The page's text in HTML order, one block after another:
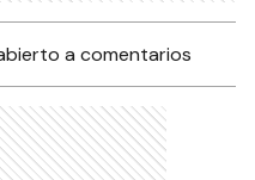
a comentarios